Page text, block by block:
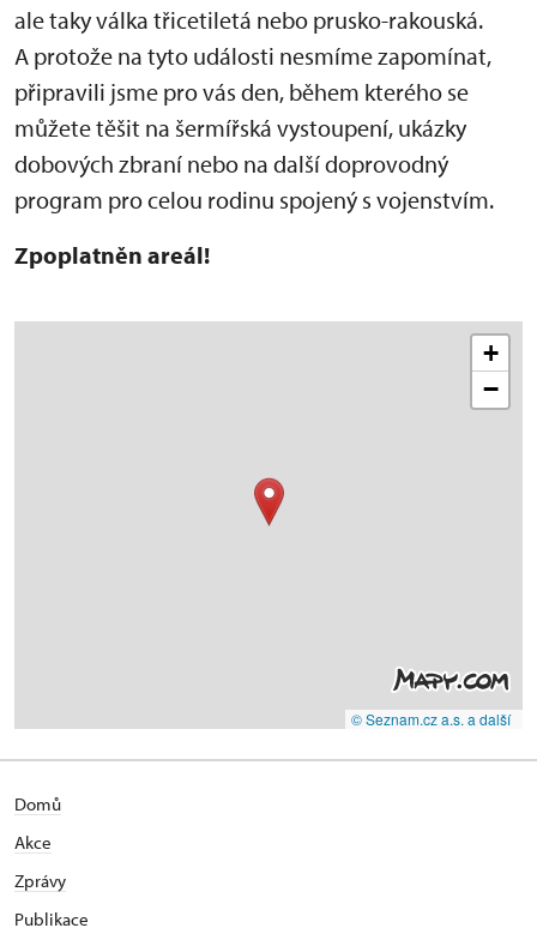
ale taky válka třicetiletá nebo prusko-rakouská.
A protože na tyto události nesmíme zapomínat,
připravili jsme pro vás den, během kterého se
můžete těšit na šermířská vystoupení, ukázky
dobových zbraní nebo na další doprovodný
program pro celou rodinu spojený s vojenstvím.
Zpoplatněn areál!
+
−
© Seznam.cz a.s. a další
Domů
Akce
Zprávy
Publikace